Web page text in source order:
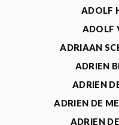
ADOLF
ADOLF
ADRIAAN
ADRIEN
ADRIEN
ADRIEN DE
ADRIEN